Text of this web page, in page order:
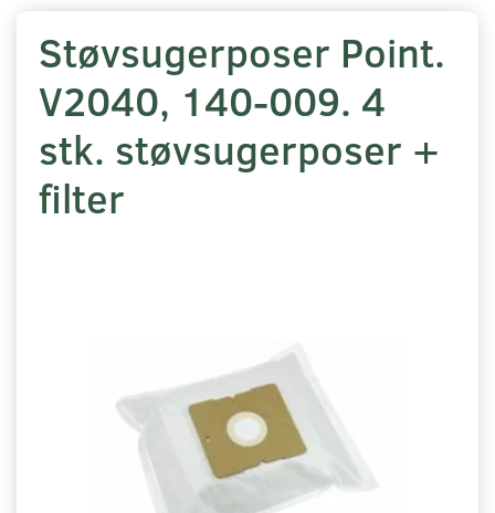
Støvsugerposer Point.
V2040, 140-009. 4
stk. støvsugerposer +
filter